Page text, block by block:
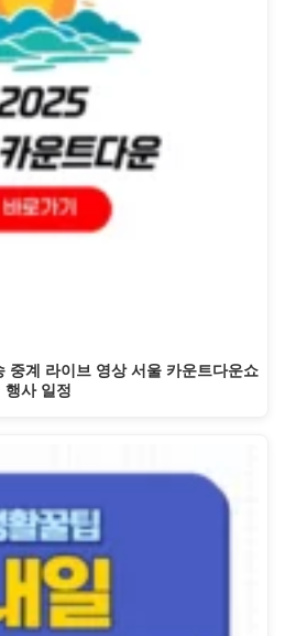
중계 라이브 영상 서울 카운트다운쇼
행사 일정